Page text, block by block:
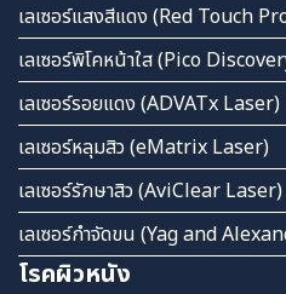
เลเซอร์แสงสีแดง (Red Touch
เลเซอร์พิโคหน้าใส (Pico
เลเซอร์รอยแดง (ADVATx Laser)
เลเซอร์หลุมสิว (eMatrix Laser)
เลเซอร์รักษาสิว (AviClear Laser)
เลเซอร์กำจัดขน (Yag and
โรคผิวหนัง